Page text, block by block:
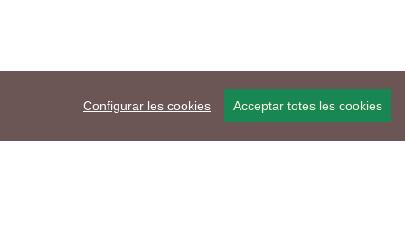
Configurar les cookies Acceptar totes les cookies